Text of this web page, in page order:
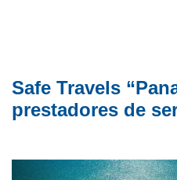
Safe Travels
prestadores de